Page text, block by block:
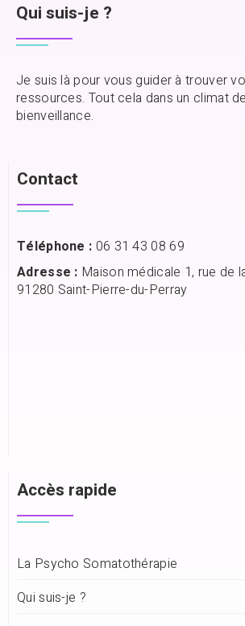
Qui suis-je ?
Je suis là pour vous guider à trouver
ressources. Tout cela dans un climat
bienveillance.
Contact
Téléphone : 06 31 43 08 69
Adresse : Maison médicale 1, rue de
91280 Saint-Pierre-du-Perray
Accès rapide
La Psycho Somatothérapie
Qui suis-je ?